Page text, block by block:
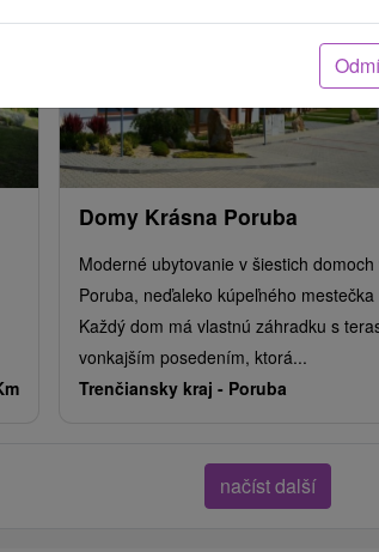
Domy Krásna Poruba
Moderné ubytovanie v šiestich domoch
Poruba, neďaleko kúpeľného mestečka
Každý dom má vlastnú záhradku s
vonkajším posedením, ktorá...
Trenčiansky kraj - Poruba
načíst další